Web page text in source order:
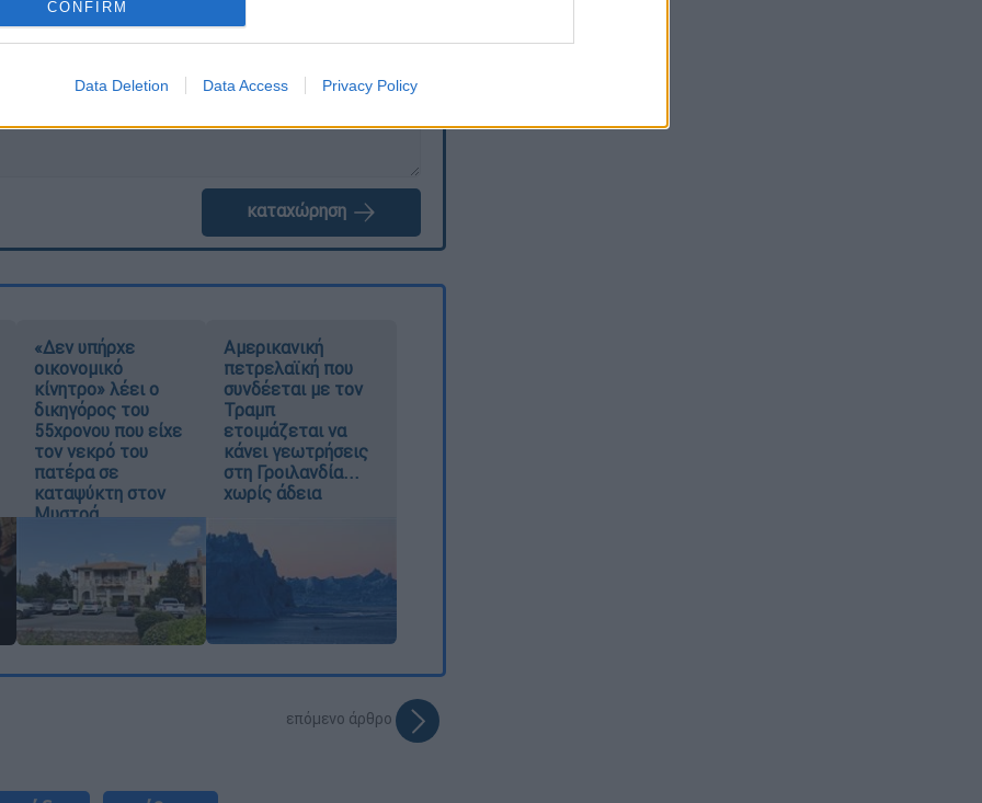
CONFIRM
Data Deletion Data Access Privacy Policy
καταχώρηση
«Δεν υπήρχε
οικονομικό
κίνητρο» λέει ο
δικηγόρος του
55χρονου που είχε
τον νεκρό του
πατέρα σε
καταψύκτη στον
Μυστρά
Αμερικανική
πετρελαϊκή που
συνδέεται με τον
Τραμπ
ετοιμάζεται να
κάνει γεωτρήσεις
στη Γροιλανδία...
χωρίς άδεια
επόμενο άρθρο